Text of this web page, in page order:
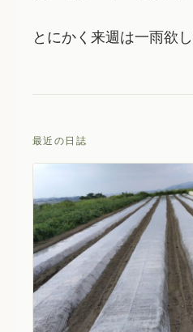
とにかく来週は一雨欲
最近の日誌